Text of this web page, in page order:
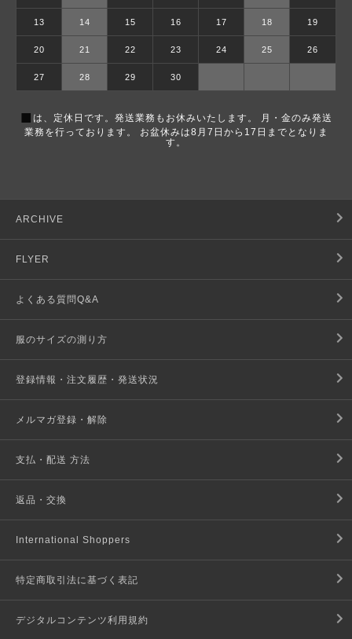
13 14 15 16 17 18 19
20 21 22 23 24 25 26
27 28 29 30
■ は、定休日です。発送業務もお休みいたします。 月・金のみ発送
業務を行っております。 お盆休みは8月7日から17日までとなりま
す。
ARCHIVE
FLYER
よくある質問Q&A
服のサイズの測り方
登録情報・注文履歴・発送状況
メルマガ登録・解除
支払・配送 方法
返品・交換
International Shoppers
特定商取引法に基づく表記
デジタルコンテンツ利用規約